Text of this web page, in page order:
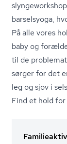
barselsyoga,
På alle vores
baby og
til de
sørger for det
leg og sjov i
Find et hold for